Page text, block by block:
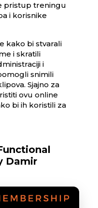
pristup treningu
i korisnike
kako bi stvarali
i skratili
i
snimili
Sjajno za
ovu online
bi ih koristili za
Damir